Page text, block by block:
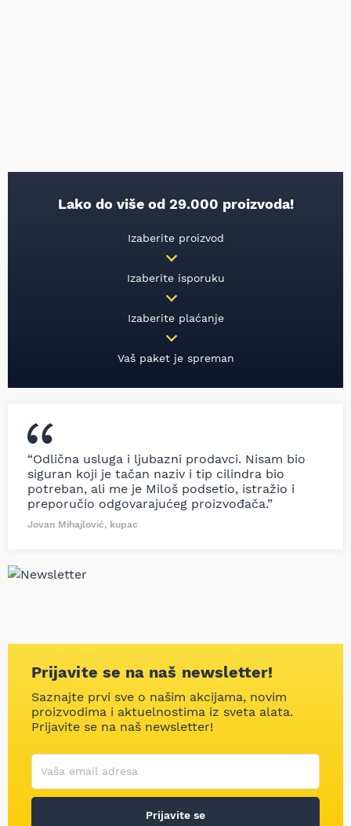
Lako do više od 29.000 proizvoda!
Izaberite proizvod
Izaberite isporuku
Izaberite plaćanje
Vaš paket je spreman
“Odlična usluga i ljubazni prodavci. Nisam bio
siguran koji je tačan naziv i tip cilindra bio
potreban, ali me je Miloš podsetio, istražio i
preporučio odgovarajućeg proizvođača.”
Jovan Mihajlović, kupac
Prijavite se na naš newsletter!
Saznajte prvi sve o našim akcijama, novim
proizvodima i aktuelnostima iz sveta alata.
Prijavite se na naš newsletter!
Korisničko ime
Vaša email adresa
Prijavite se